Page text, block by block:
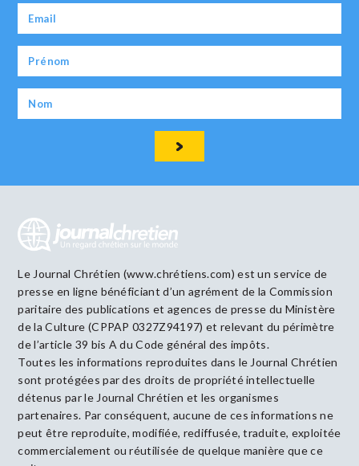
Le Journal Chrétien (www.chrétiens.com) est un service de
presse en ligne bénéficiant d’un agrément de la Commission
paritaire des publications et agences de presse du Ministère
de la Culture (CPPAP 0327Z94197) et relevant du périmètre
de l’article 39 bis A du Code général des impôts.
Toutes les informations reproduites dans le Journal Chrétien
sont protégées par des droits de propriété intellectuelle
détenus par le Journal Chrétien et les organismes
partenaires. Par conséquent, aucune de ces informations ne
peut être reproduite, modifiée, rediffusée, traduite, exploitée
commercialement ou réutilisée de quelque manière que ce